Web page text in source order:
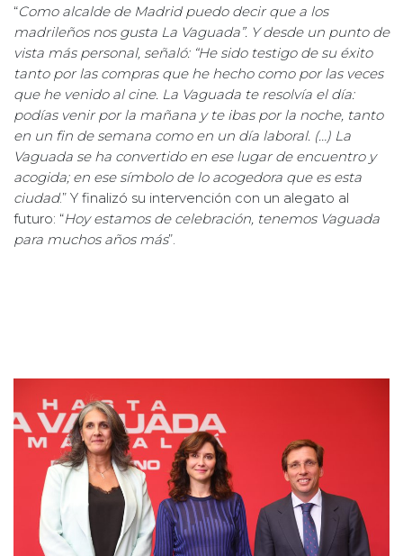
“Como alcalde de Madrid puedo decir que a los
madrileños nos gusta La Vaguada”. Y desde un punto de
vista más personal, señaló: “He sido testigo de su éxito
tanto por las compras que he hecho como por las veces
que he venido al cine. La Vaguada te resolvía el día:
podías venir por la mañana y te ibas por la noche, tanto
en un fin de semana como en un día laboral. (…) La
Vaguada se ha convertido en ese lugar de encuentro y
acogida; en ese símbolo de lo acogedora que es esta
ciudad.” Y finalizó su intervención con un alegato al
futuro: “Hoy estamos de celebración, tenemos Vaguada
para muchos años más”.